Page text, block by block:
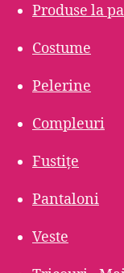
Produse la
Costume
Pelerine
Compleuri
Fustițe
Pantaloni
Veste